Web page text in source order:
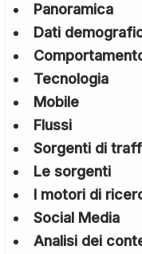
Panoramica
Dati
Tecnologia
Mobile
Flussi
Sorgenti di
Le sorgenti
I motori di
Social Media
Analisi dei